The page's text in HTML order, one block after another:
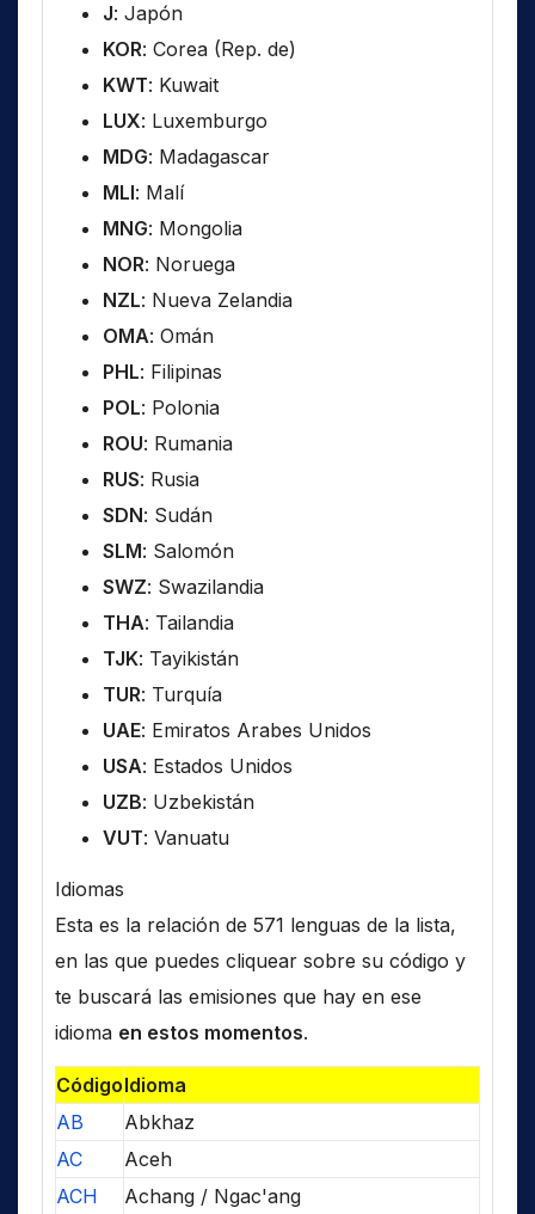
J: Japón
KOR: Corea (Rep. de)
KWT: Kuwait
LUX: Luxemburgo
MDG: Madagascar
MLI: Malí
MNG: Mongolia
NOR: Noruega
NZL: Nueva Zelandia
OMA: Omán
PHL: Filipinas
POL: Polonia
ROU: Rumania
RUS: Rusia
SDN: Sudán
SLM: Salomón
SWZ: Swazilandia
THA: Tailandia
TJK: Tayikistán
TUR: Turquía
UAE: Emiratos Arabes Unidos
USA: Estados Unidos
UZB: Uzbekistán
VUT: Vanuatu
Idiomas
Esta es la relación de 571 lenguas de la lista,
en las que puedes cliquear sobre su código y
te buscará las emisiones que hay en ese
idioma en estos momentos.
CódigoIdioma
AB
Abkhaz
AC
Aceh
ACH
Achang / Ngac'ang